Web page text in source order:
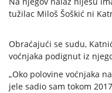
tužilac Miloš Šoškić ni
Obraćajući se sudu,
voćnjaka podignut iz
„Oko polovine voćnjaka
jele sadio sam tokom